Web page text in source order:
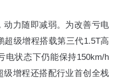
动力随即减弱。为改善亏电
超级增程搭载第三代1.5T高
电状态下仍能保持150km/h
级增程还搭配行业首创全栈